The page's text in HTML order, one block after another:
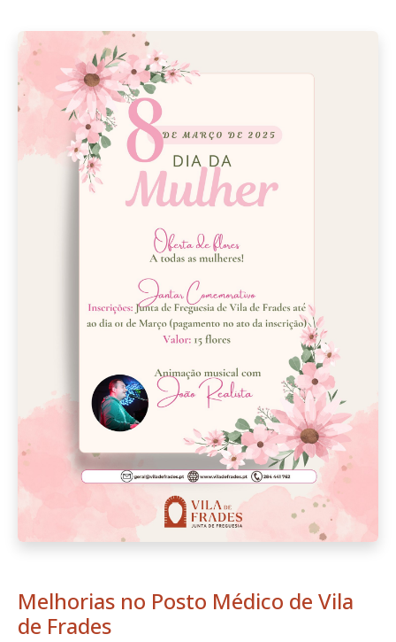
Melhorias no Posto Médico de Vila
de Frades